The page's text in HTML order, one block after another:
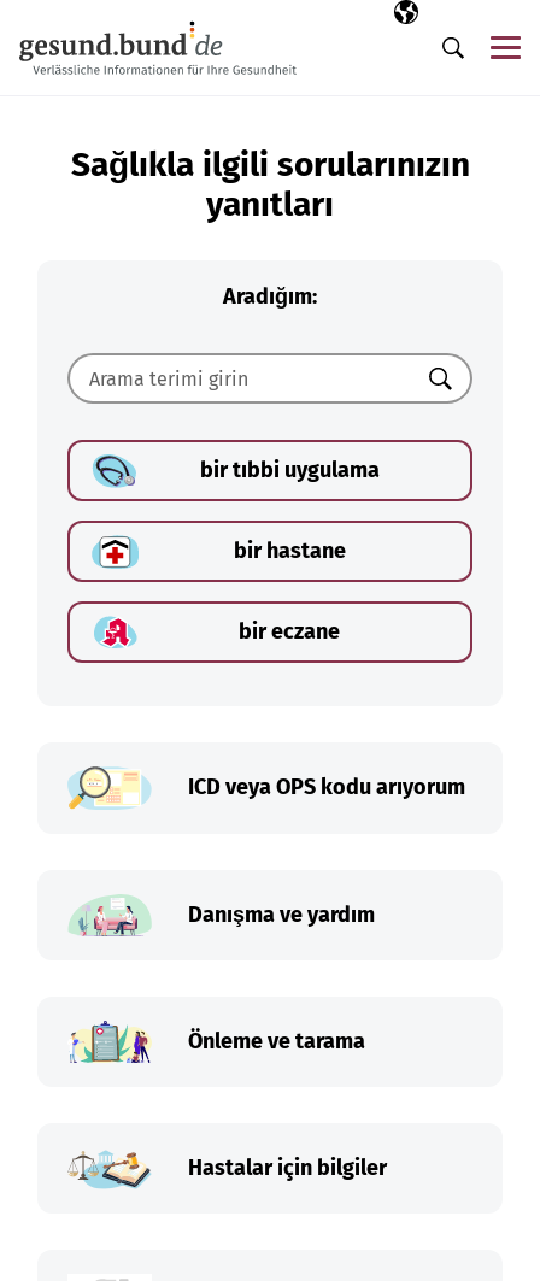
Seçili dil
TR
Arama
Sağlıkla ilgili sorularınızın
yanıtları
Aradığım:
Ara
bir tıbbi uygulama
bir hastane
bir eczane
ICD veya OPS kodu arıyorum
Danışma ve yardım
Önleme ve tarama
Hastalar için bilgiler